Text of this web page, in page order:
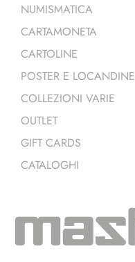
NUMISMATICA
CARTAMONETA
CARTOLINE
POSTER E LOCANDINE
COLLEZIONI VARIE
OUTLET
GIFT CARDS
CATALOGHI